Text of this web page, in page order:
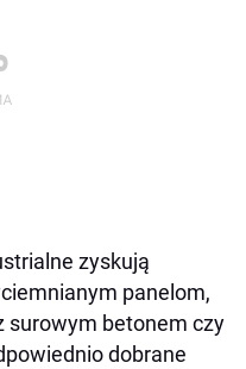
zyskują
panelom,
surowym betonem czy
dobrane